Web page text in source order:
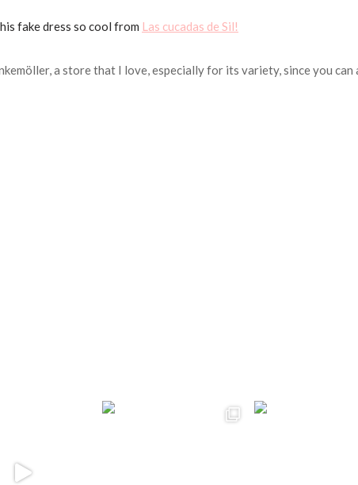
fake dress so cool from Las cucadas de Sil!
a store that I love, especially for its variety, since you can